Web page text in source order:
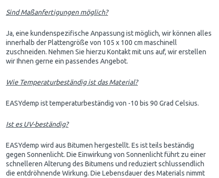
Sind Maßanfertigungen möglich?
Ja, eine kundenspezifische Anpassung ist möglich, wir können alles
innerhalb der Plattengröße von 105 x 100 cm maschinell
zuschneiden. Nehmen Sie hierzu Kontakt mit uns auf, wir erstellen
wir Ihnen gerne ein passendes Angebot.
Wie Temperaturbeständig ist das Material?
EASYdemp ist temperaturbeständig von -10 bis 90 Grad Celsius.
Ist es UV-beständig?
EASYdemp wird aus Bitumen hergestellt. Es ist teils beständig
gegen Sonnenlicht. Die Einwirkung von Sonnenlicht führt zu einer
schnelleren Alterung des Bitumens und reduziert schlussendlich
die entdröhnende Wirkung. Die Lebensdauer des Materials nimmt